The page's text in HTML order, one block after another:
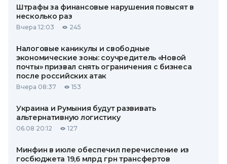
Штрафы за финансовые нарушения повысят в
несколько раз
Вчера 12:03 245
Налоговые каникулы и свободные
экономические зоны: соучредитель «Новой
почты» призвал снять ограничения с бизнеса
после российских атак
Вчера 08:37 153
Украина и Румыния будут развивать
альтернативную логистику
06.08 20:12 127
Минфин в июле обеспечил перечисление из
госбюджета 19,6 млрд грн трансфертов